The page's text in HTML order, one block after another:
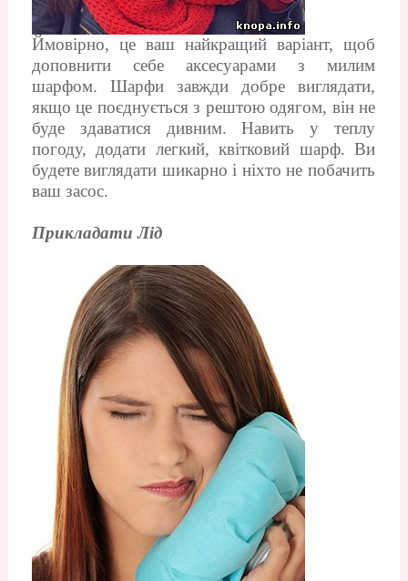
Ймовірно, це ваш найкращий варіант, щоб
доповнити себе аксесуарами з милим
шарфом. Шарфи завжди добре виглядати,
якщо це поєднується з рештою одягом, він не
буде здаватися дивним. Навить у теплу
погоду, додати легкий, квітковий шарф. Ви
будете виглядати шикарно і ніхто не побачить
ваш засос.
Прикладати Лід